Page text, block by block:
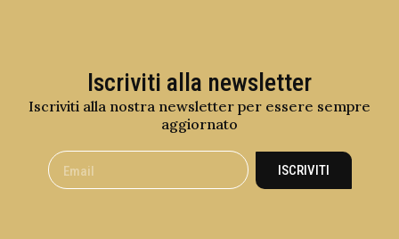
Iscriviti alla newsletter
Iscriviti alla nostra newsletter per essere sempre
aggiornato
ISCRIVITI